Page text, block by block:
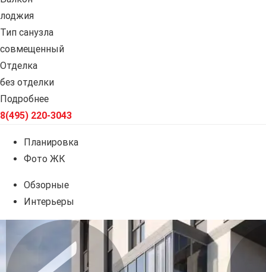
лоджия
Тип санузла
совмещенный
Отделка
без отделки
Подробнее
8(495) 220-3043
Планировка
Фото ЖК
Обзорные
Интерьеры